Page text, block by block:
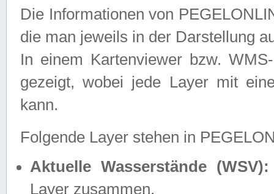
Die Informationen von
die man jeweils in der Darstellung
In einem Kartenviewer bzw.
gezeigt, wobei jede Layer mit
kann.
Folgende Layer stehen in
Aktuelle Wasserstände (WSV):
Layer zusammen.